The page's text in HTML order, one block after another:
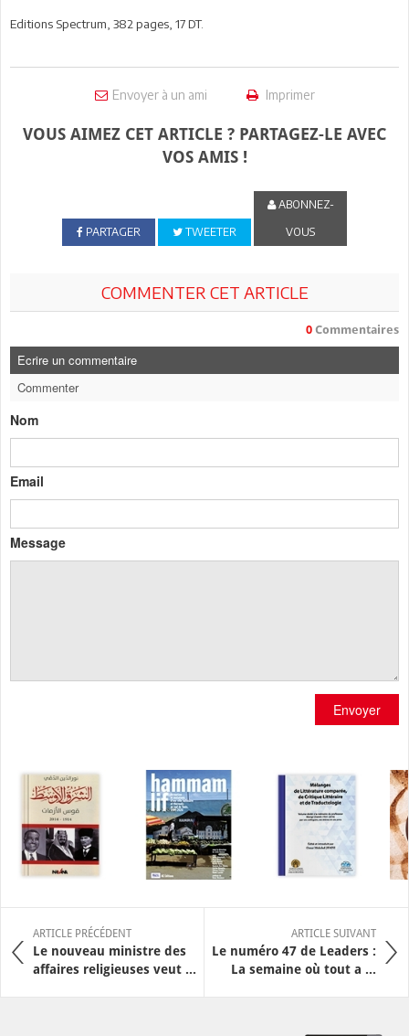
Editions Spectrum, 382 pages, 17 DT.
Envoyer à un ami Imprimer
VOUS AIMEZ CET ARTICLE ? PARTAGEZ-LE AVEC
VOS AMIS !
PARTAGER TWEETER
ABONNEZ-
VOUS
COMMENTER CET ARTICLE
0 Commentaires
Ecrire un commentaire
Commenter
Nom
Email
Message
Envoyer
ARTICLE PRÉCÉDENT
Le nouveau ministre des
affaires religieuses veut ...
ARTICLE SUIVANT
Le numéro 47 de Leaders :
La semaine où tout a ...